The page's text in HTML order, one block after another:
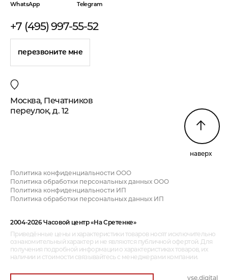
WhatsApp Telegram
+7 (495) 997-55-52
перезвоните мне
Москва, Печатников
переулок, д. 12
наверх
Политика конфиденциальности ООО
Политика обработки персональных данных ООО
Политика конфиденциальности ИП
Политика обработки персональных данных ИП
2004-2026 Часовой центр «На Сретенке»
Приведённые цены и характеристики товаров носят исключительно
ознакомительный характер и не являются публичной офертой. Для
получения подробной информации о характеристиках товаров, их
наличии и стоимости связывайтесь с менеджерами компании.
vse.digital